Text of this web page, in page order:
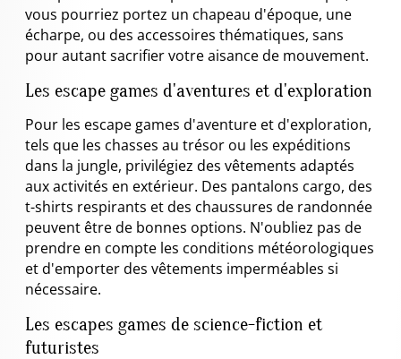
vous pourriez portez un chapeau d'époque, une
écharpe, ou des accessoires thématiques, sans
pour autant sacrifier votre aisance de mouvement.
Les escape games d'aventures et d'exploration
Pour les escape games d'aventure et d'exploration,
tels que les chasses au trésor ou les expéditions
dans la jungle, privilégiez des vêtements adaptés
aux activités en extérieur. Des pantalons cargo, des
t-shirts respirants et des chaussures de randonnée
peuvent être de bonnes options. N'oubliez pas de
prendre en compte les conditions météorologiques
et d'emporter des vêtements imperméables si
nécessaire.
Les escapes games de science-fiction et
futuristes